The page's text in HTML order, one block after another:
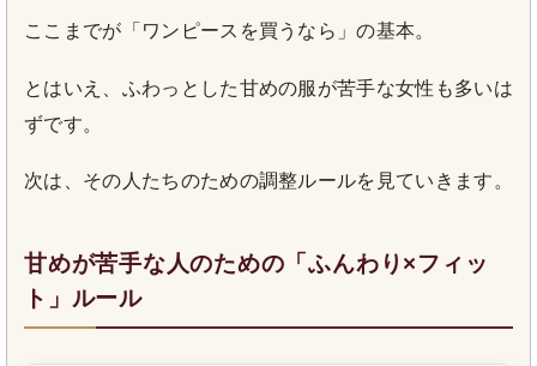
ここまでが「ワンピースを買うなら」の基本。
とはいえ、ふわっとした甘めの服が苦手な女性も多いは
ずです。
次は、その人たちのための調整ルールを見ていきます。
甘めが苦手な人のための「ふんわり×フィッ
ト」ルール